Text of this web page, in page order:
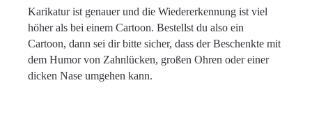
Karikatur ist genauer und die Wiedererkennung ist viel
höher als bei einem Cartoon. Bestellst du also ein
Cartoon, dann sei dir bitte sicher, dass der Beschenkte mit
dem Humor von Zahnlücken, großen Ohren oder einer
dicken Nase umgehen kann.